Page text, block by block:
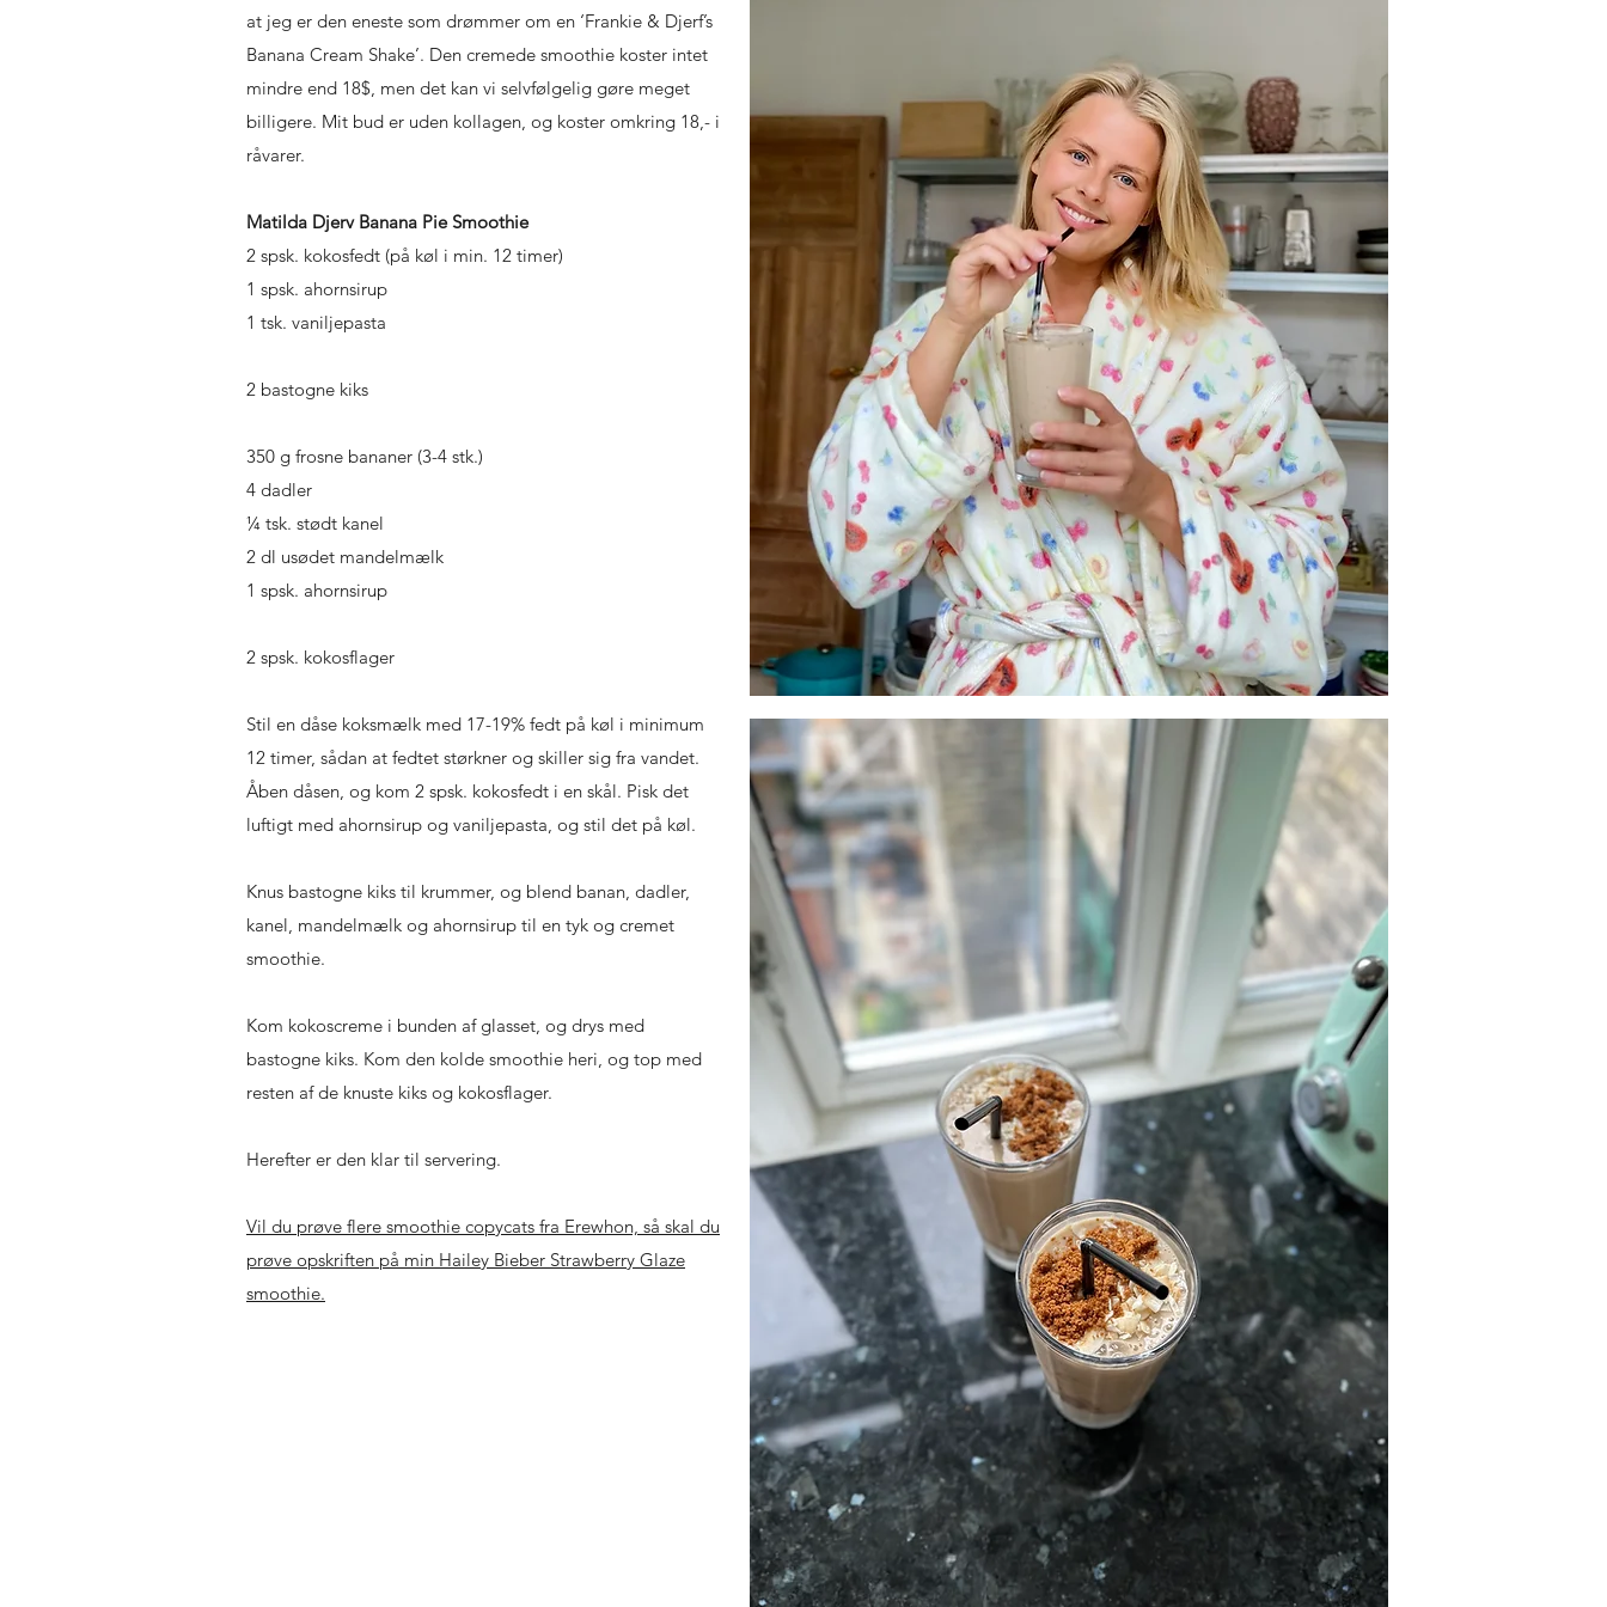
at jeg er den eneste som drømmer om en ‘Frankie & Djerf’s
Banana Cream Shake’. Den cremede smoothie koster intet
mindre end 18$, men det kan vi selvfølgelig gøre meget
billigere. Mit bud er uden kollagen, og koster omkring 18,- i
råvarer.
Matilda Djerv Banana Pie Smoothie
2 spsk. kokosfedt (på køl i min. 12 timer)
1 spsk. ahornsirup
1 tsk. vaniljepasta
2 bastogne kiks
350 g frosne bananer (3-4 stk.)
4 dadler
¼ tsk. stødt kanel
2 dl usødet mandelmælk
1 spsk. ahornsirup
2 spsk. kokosflager
Stil en dåse koksmælk med 17-19% fedt på køl i minimum
12 timer, sådan at fedtet størkner og skiller sig fra vandet.
Åben dåsen, og kom 2 spsk. kokosfedt i en skål. Pisk det
luftigt med ahornsirup og vaniljepasta, og stil det på køl.
Knus bastogne kiks til krummer, og blend banan, dadler,
kanel, mandelmælk og ahornsirup til en tyk og cremet
smoothie.
Kom kokoscreme i bunden af glasset, og drys med
bastogne kiks. Kom den kolde smoothie heri, og top med
resten af de knuste kiks og kokosflager.
Herefter er den klar til servering.
Vil du prøve flere smoothie copycats fra Erewhon, så skal du
prøve opskriften på min Hailey Bieber Strawberry Glaze
smoothie.